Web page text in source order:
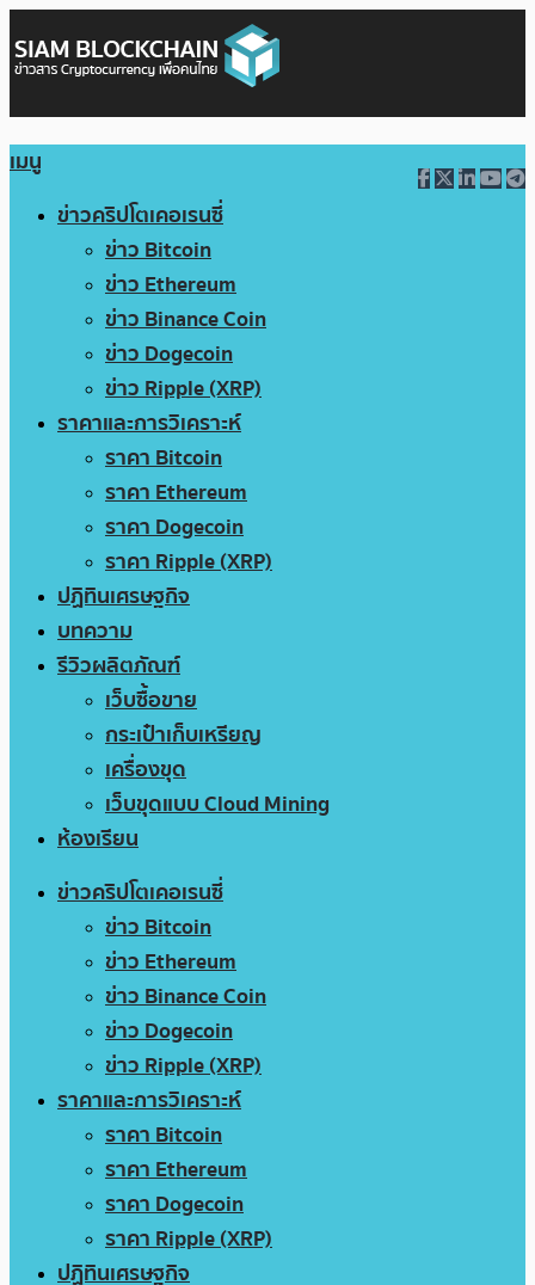
เมนู
ข่าวคริปโตเคอเรนซี่
ข่าว Bitcoin
ข่าว Ethereum
ข่าว Binance Coin
ข่าว Dogecoin
ข่าว Ripple (XRP)
ราคาและการวิเคราะห์
ราคา Bitcoin
ราคา Ethereum
ราคา Dogecoin
ราคา Ripple (XRP)
ปฏิทินเศรษฐกิจ
บทความ
รีวิวผลิตภัณฑ์
เว็บซื้อขาย
กระเป๋าเก็บเหรียญ
เครื่องขุด
เว็บขุดแบบ Cloud Mining
ห้องเรียน
ข่าวคริปโตเคอเรนซี่
ข่าว Bitcoin
ข่าว Ethereum
ข่าว Binance Coin
ข่าว Dogecoin
ข่าว Ripple (XRP)
ราคาและการวิเคราะห์
ราคา Bitcoin
ราคา Ethereum
ราคา Dogecoin
ราคา Ripple (XRP)
ปฏิทินเศรษฐกิจ